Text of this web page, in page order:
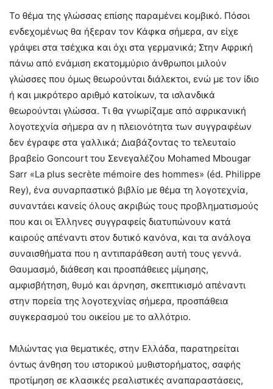
Το θέμα της γλώσσας επίσης παραμένει κομβικό. Πόσοι
ενδεχομένως θα ήξεραν τον Κάφκα σήμερα, αν είχε
γράψει στα τσέχικα και όχι στα γερμανικά; Στην Αφρική
πάνω από ενάμιση εκατομμύριο άνθρωποι μιλούν
γλώσσες που όμως θεωρούνται διάλεκτοι, ενώ με τον ίδιο
ή και μικρότερο αριθμό κατοίκων, τα ισλανδικά
θεωρούνται γλώσσα. Τι θα γνωρίζαμε από αφρικανική
λογοτεχνία σήμερα αν η πλειονότητα των συγγραφέων
δεν έγραφε στα γαλλικά; Διαβάζοντας το τελευταίο
βραβείο Goncourt του Σενεγαλέζου Mohamed Mbougar
Sarr «La plus secrète mémoire des hommes» (éd. Philippe
Rey), ένα συναρπαστικό βιβλίο με θέμα τη λογοτεχνία,
συναντάει κανείς όλους ακριβώς τους προβληματισμούς
που και οι Έλληνες συγγραφείς διατυπώνουν κατά
καιρούς απέναντι στον δυτικό κανόνα, και τα ανάλογα
συναισθήματα που η αντιπαράθεση αυτή τους γεννά.
Θαυμασμό, διάθεση και προσπάθειες μίμησης,
αμφισβήτηση, θυμό και άρνηση, σκεπτικισμό απέναντι
στην πορεία της λογοτεχνίας σήμερα, προσπάθεια
συγκερασμού του οικείου με το αλλότριο.
Μιλώντας για θεματικές, στην Ελλάδα, παρατηρείται
όντως άνθηση του ιστορικού μυθιστορήματος, σαφής
προτίμηση σε κλασικές ρεαλιστικές αναπαραστάσεις,